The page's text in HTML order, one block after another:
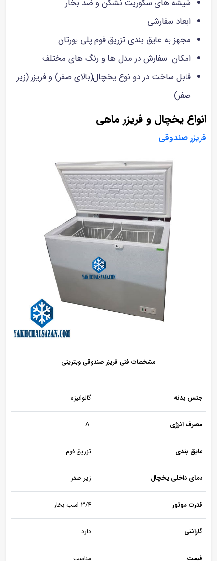
شیشه های سکوریت نشکن و ضد بخار
ابعاد سفارشی
مجهز به عایق بندی تزریق فوم پلی یورتان
امکان سفارش در مدل ها و رنگ های مختلف
قابل ساخت در دو نوع یخچال(بالای صفر) و فریزر (زیر
صفر)
انواع یخچال و فریزر ماهی
فریزر صندوقی
مشخصات فنی فریزر صندوقی ویترینی
جنس بدنه گالوانیزه
مصرف انرژی A
عایق بندی تزریق فوم
دمای داخلی یخچال زیر صفر
قدرت موتور ۳/۴ اسب بخار
گارانتی دارد
قیمت مناسب